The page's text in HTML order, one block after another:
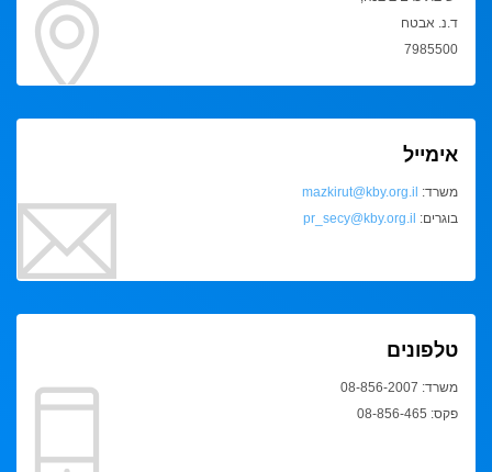
ד.נ. אבטח
7985500
אימייל
משרד: mazkirut@kby.org.il
בוגרים: pr_secy@kby.org.il
טלפונים
משרד: 08-856-2007
פקס: 08-856-465